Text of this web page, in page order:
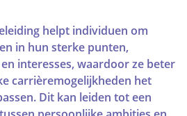
helpt individuen om
in hun sterke punten,
interesses, waardoor ze beter
carrièremogelijkheden het
Dit kan leiden tot een